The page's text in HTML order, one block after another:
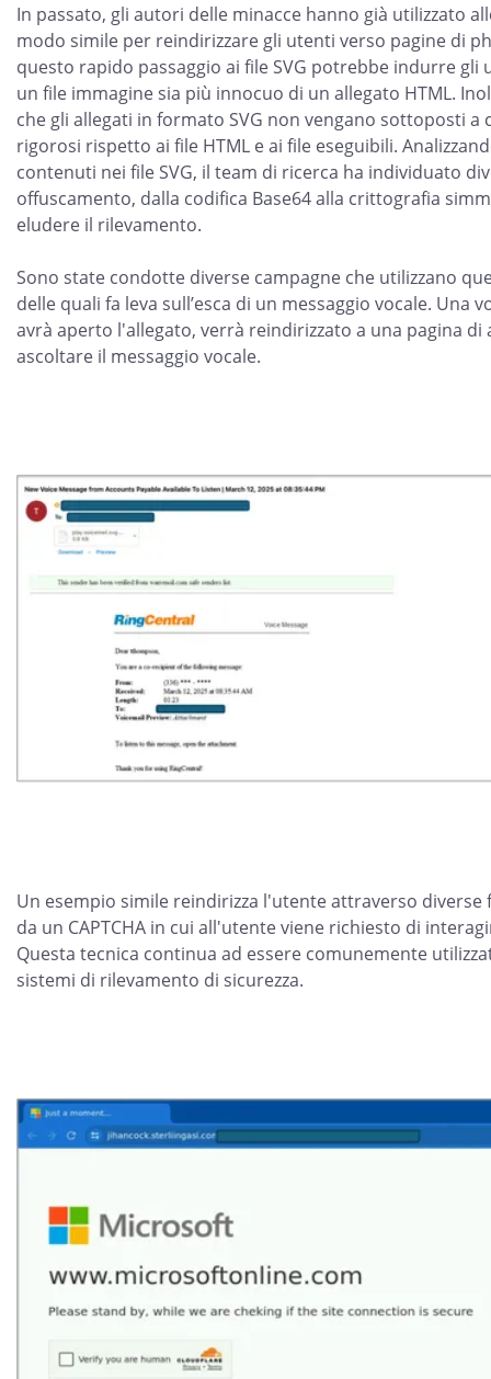
In passato, gli autori delle minacce hanno già utilizzato
modo simile per reindirizzare gli utenti verso pagine di
questo rapido passaggio ai file SVG potrebbe indurre gli
un file immagine sia più innocuo di un allegato HTML.
che gli allegati in formato SVG non vengano sottoposti
rigorosi rispetto ai file HTML e ai file eseguibili.
contenuti nei file SVG, il team di ricerca ha individuato
offuscamento, dalla codifica Base64 alla crittografia
eludere il rilevamento.
Sono state condotte diverse campagne che utilizzano
delle quali fa leva sull’esca di un messaggio vocale. Una
avrà aperto l'allegato, verrà reindirizzato a una pagina di
ascoltare il messaggio vocale.
Un esempio simile reindirizza l'utente attraverso diverse
da un CAPTCHA in cui all'utente viene richiesto di
Questa tecnica continua ad essere comunemente
sistemi di rilevamento di sicurezza.